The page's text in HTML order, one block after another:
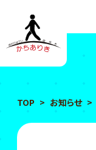
TOP > お知らせ >